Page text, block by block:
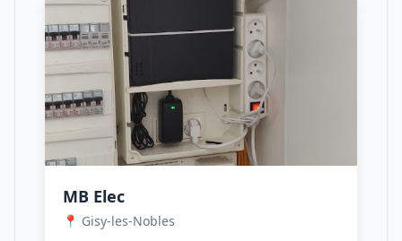
MB Elec
📍 Gisy-les-Nobles